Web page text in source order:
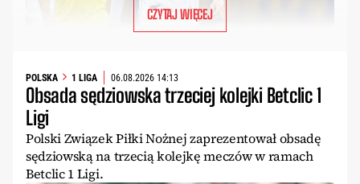
CZYTAJ WIĘCEJ
POLSKA 1 LIGA 06.08.2026 14:13
Obsada sędziowska trzeciej kolejki Betclic 1
Ligi
Polski Związek Piłki Nożnej zaprezentował obsadę
sędziowską na trzecią kolejkę meczów w ramach
Betclic 1 Ligi.